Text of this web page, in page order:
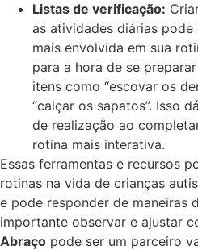
Listas de verificação:
as atividades diárias
mais envolvida em sua
para a hora de se
itens como “escovar os
“calçar os sapatos”. Isso
de realização ao
rotina mais interativa.
Essas ferramentas e recursos
rotinas na vida de crianças
e pode responder de maneiras
importante observar e ajustar
Abraço pode ser um parceiro